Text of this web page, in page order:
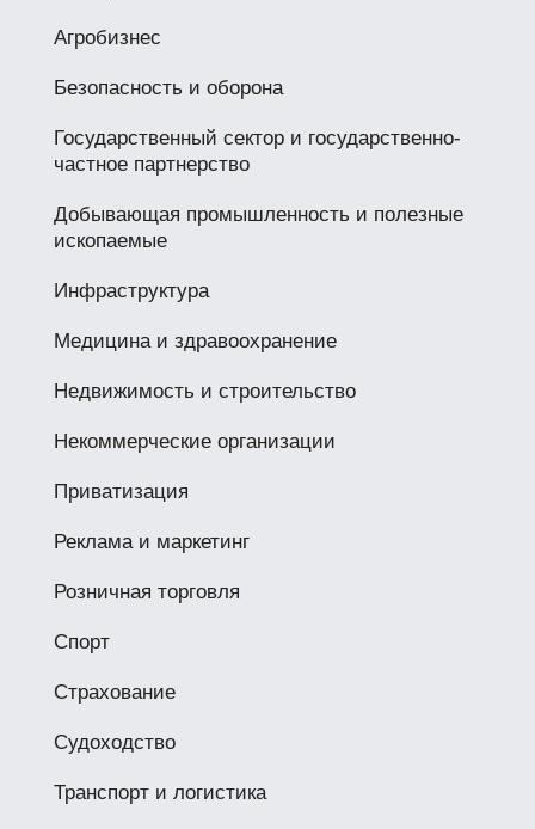
Агробизнес
Безопасность и оборона
Государственный сектор и государственно-
частное партнерство
Добывающая промышленность и полезные
ископаемые
Инфраструктура
Медицина и здравоохранение
Недвижимость и строительство
Некоммерческие организации
Приватизация
Реклама и маркетинг
Розничная торговля
Спорт
Страхование
Судоходство
Транспорт и логистика